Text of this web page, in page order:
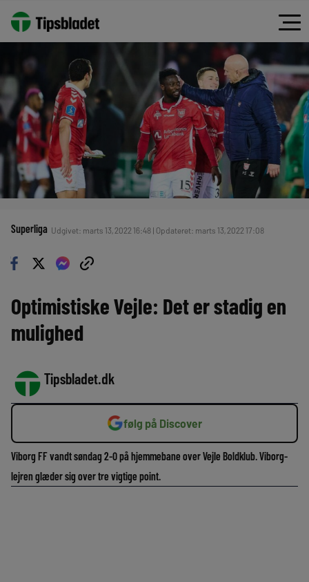
Superliga Udgivet: marts 13, 2022 16:48 | Opdateret: marts 13, 2022 17:08
Optimistiske Vejle: Det er stadig en
mulighed
Tipsbladet.dk
følg på Discover
Viborg FF vandt søndag 2-0 på hjemmebane over Vejle Boldklub. Viborg-
lejren glæder sig over tre vigtige point.